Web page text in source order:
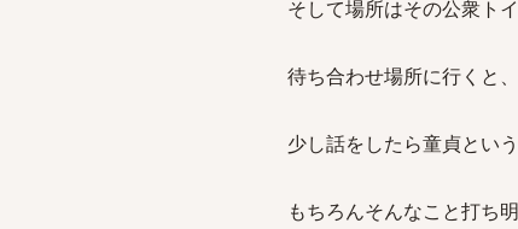
そして場所はその公衆ト
待ち合わせ場所に行くと
少し話をしたら童貞とい
もちろんそんなこと打ち